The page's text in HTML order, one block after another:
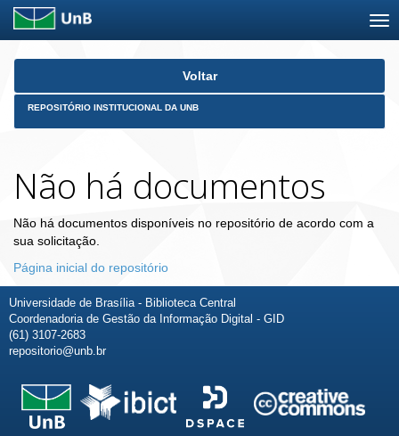
Skip
Voltar
REPOSITÓRIO INSTITUCIONAL DA UNB
Não há documentos
Não há documentos disponíveis no repositório de acordo com a
sua solicitação.
Página inicial do repositório
Universidade de Brasília - Biblioteca Central
Coordenadoria de Gestão da Informação Digital - GID
(61) 3107-2683
repositorio@unb.br